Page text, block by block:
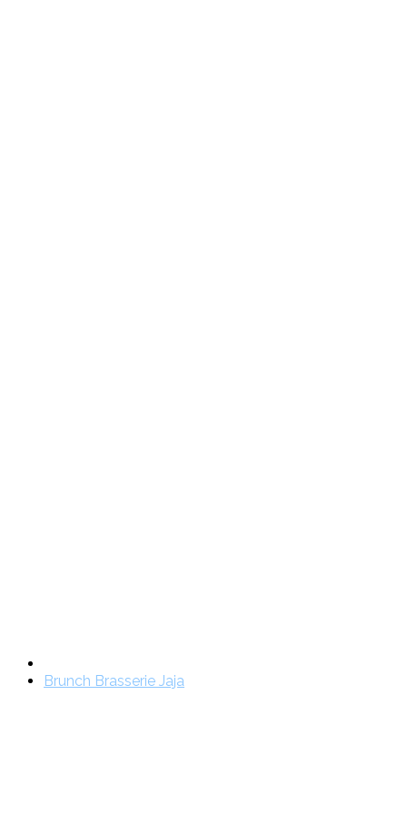
Brunch Brasserie Jaja